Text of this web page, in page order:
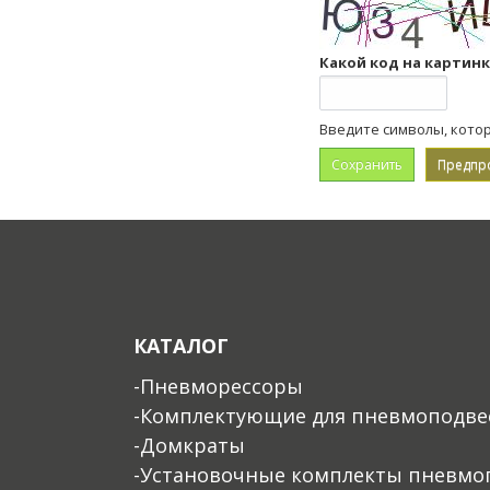
Какой код на
Введите символы,
КАТАЛОГ
-Пневморессоры
-Комплектующие для
-Домкраты
-Установочные комплекты